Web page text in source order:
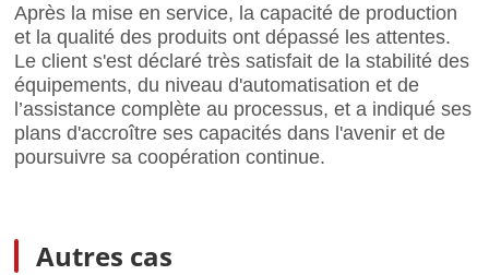
Après la mise en service, la capacité de production
et la qualité des produits ont dépassé les attentes.
Le client s'est déclaré très satisfait de la stabilité des
équipements, du niveau d'automatisation et de
l’assistance complète au processus, et a indiqué ses
plans d'accroître ses capacités dans l'avenir et de
poursuivre sa coopération continue.
Autres cas